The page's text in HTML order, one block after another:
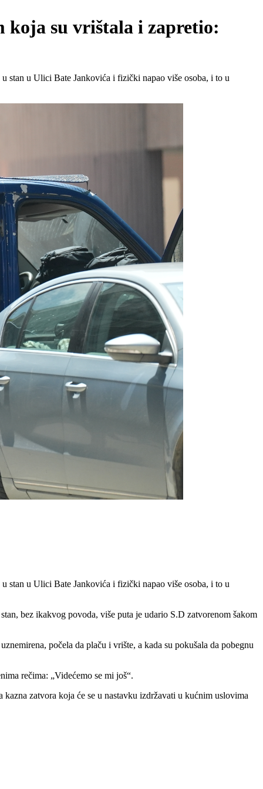
koja su vrištala i zapretio:
stan u Ulici Bate Jankovića i fizički napao više osoba, i to u
stan u Ulici Bate Jankovića i fizički napao više osoba, i to u
bez ikakvog povoda, više puta je udario S.D zatvorenom šakom
počela da plaču i vrište, a kada su pokušala da pobegnu
rečima: „Videćemo se mi još“.
zatvora koja će se u nastavku izdržavati u kućnim uslovima